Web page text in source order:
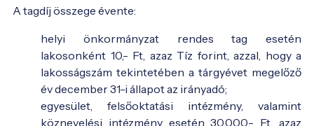
A tagdíj összege évente:
helyi önkormányzat rendes tag esetén
lakosonként 10,- Ft, azaz Tíz forint, azzal, hogy a
lakosságszám tekintetében a tárgyévet megelőző
év december 31-i állapot az irányadó;
egyesület, felsőoktatási intézmény, valamint
köznevelési intézmény esetén 30.000,- Ft, azaz